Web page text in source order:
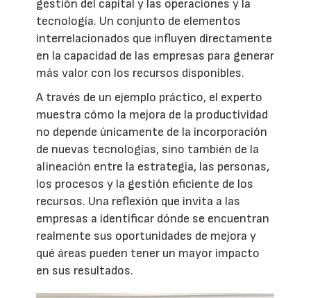
gestión del capital y las operaciones y la
tecnología. Un conjunto de elementos
interrelacionados que influyen directamente
en la capacidad de las empresas para generar
más valor con los recursos disponibles.
A través de un ejemplo práctico, el experto
muestra cómo la mejora de la productividad
no depende únicamente de la incorporación
de nuevas tecnologías, sino también de la
alineación entre la estrategia, las personas,
los procesos y la gestión eficiente de los
recursos. Una reflexión que invita a las
empresas a identificar dónde se encuentran
realmente sus oportunidades de mejora y
qué áreas pueden tener un mayor impacto
en sus resultados.